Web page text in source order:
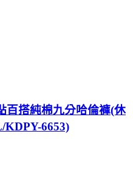
百搭純棉九分哈倫褲(休
KDPY-6653)